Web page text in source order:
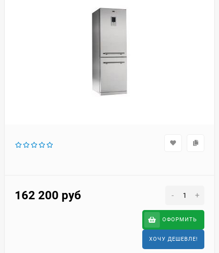
162 200 руб - +
ОФОРМИТЬ
ХОЧУ ДЕШЕВЛЕ!